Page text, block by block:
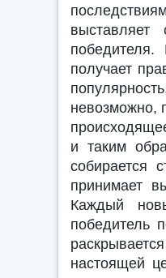
получает
невозможно,
и таким
собирается
принимает
Каждый
победитель
настоящей